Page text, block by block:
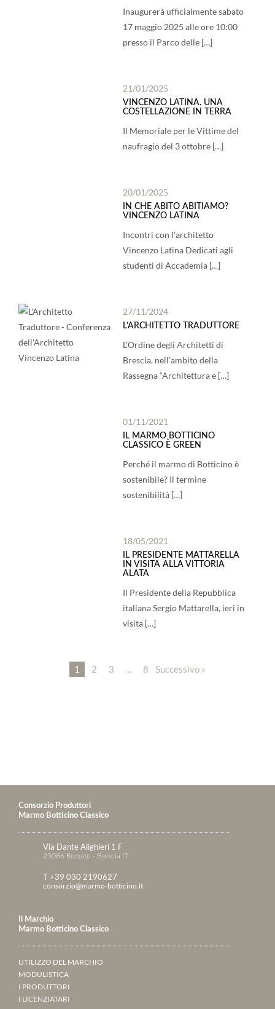
Inaugurerà ufficialmente sabato
17 maggio 2025 alle ore 10:00
presso il Parco delle […]
21/01/2025
VINCENZO LATINA. UNA
COSTELLAZIONE IN TERRA
Il Memoriale per le Vittime del
naufragio del 3 ottobre […]
20/01/2025
IN CHE ABITO ABITIAMO?
VINCENZO LATINA
Incontri con l’architetto
Vincenzo Latina Dedicati agli
studenti di Accademia […]
27/11/2024
L’ARCHITETTO TRADUTTORE
L’Ordine degli Architetti di
Brescia, nell’ambito della
Rassegna “Architettura e […]
01/11/2021
IL MARMO BOTTICINO
CLASSICO È GREEN
Perché il marmo di Botticino è
sostenibile? Il termine
sostenibilità […]
18/05/2021
IL PRESIDENTE MATTARELLA
IN VISITA ALLA VITTORIA
ALATA
Il Presidente della Repubblica
italiana Sergio Mattarella, ieri in
visita […]
1 2 3 … 8 Successivo »
Consorzio Produttori
Marmo Botticino Classico
Via Dante Alighieri 1 F
25086 Rezzato - Brescia IT
T +39 030 2190627
consorzio@marmo-botticino.it
Il Marchio
Marmo Botticino Classico
UTILIZZO DEL MARCHIO
MODULISTICA
I PRODUTTORI
I LICENZIATARI